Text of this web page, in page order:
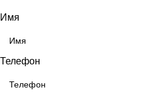
Имя
Телефон